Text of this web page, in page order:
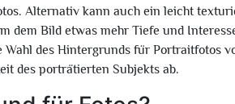
Alternativ kann auch ein leicht
dem Bild etwas mehr Tiefe und
des Hintergrunds für Portraitfotos
des porträtierten Subjekts ab.